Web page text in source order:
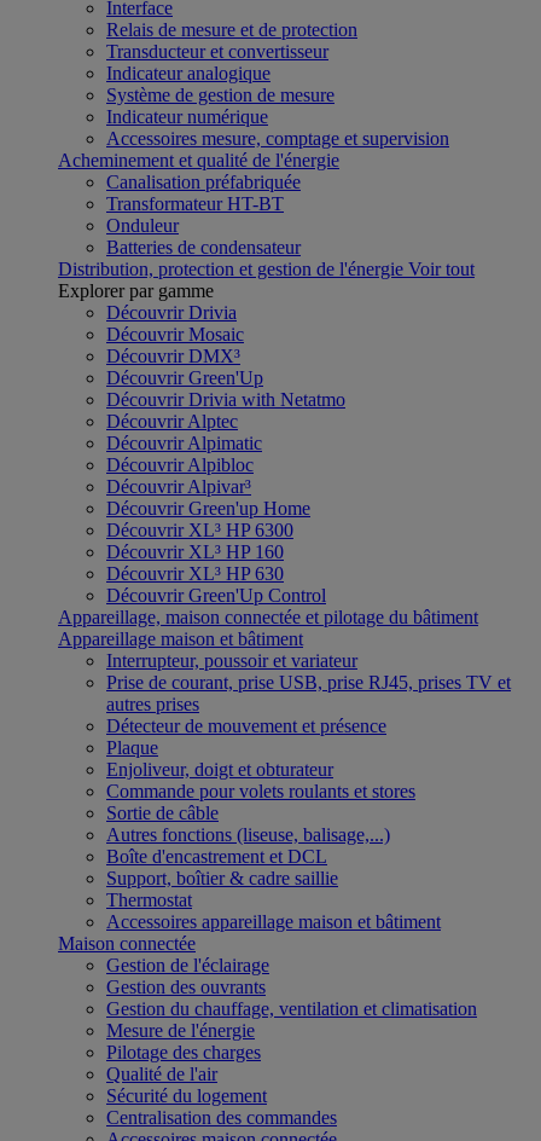
Interface
Relais de mesure et de protection
Transducteur et convertisseur
Indicateur analogique
Système de gestion de mesure
Indicateur numérique
Accessoires mesure, comptage et supervision
Acheminement et qualité de l'énergie
Canalisation préfabriquée
Transformateur HT-BT
Onduleur
Batteries de condensateur
Distribution, protection et gestion de l'énergie Voir tout
Explorer par gamme
Découvrir Drivia
Découvrir Mosaic
Découvrir DMX³
Découvrir Green'Up
Découvrir Drivia with Netatmo
Découvrir Alptec
Découvrir Alpimatic
Découvrir Alpibloc
Découvrir Alpivar³
Découvrir Green'up Home
Découvrir XL³ HP 6300
Découvrir XL³ HP 160
Découvrir XL³ HP 630
Découvrir Green'Up Control
Appareillage, maison connectée et pilotage du bâtiment
Appareillage maison et bâtiment
Interrupteur, poussoir et variateur
Prise de courant, prise USB, prise RJ45, prises TV et
autres prises
Détecteur de mouvement et présence
Plaque
Enjoliveur, doigt et obturateur
Commande pour volets roulants et stores
Sortie de câble
Autres fonctions (liseuse, balisage,...)
Boîte d'encastrement et DCL
Support, boîtier & cadre saillie
Thermostat
Accessoires appareillage maison et bâtiment
Maison connectée
Gestion de l'éclairage
Gestion des ouvrants
Gestion du chauffage, ventilation et climatisation
Mesure de l'énergie
Pilotage des charges
Qualité de l'air
Sécurité du logement
Centralisation des commandes